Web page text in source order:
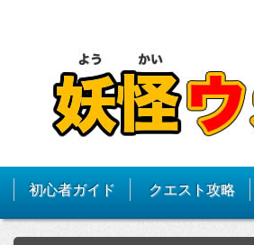
初心者ガイド クエスト攻略